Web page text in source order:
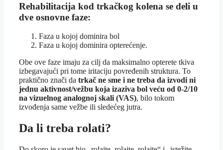
Rehabilitacija kod trkačkog kolena se deli u
dve osnovne faze:
Faza u kojoj dominira bol
Faza u kojoj dominira opterećenje.
Obe ove faze imaju za cilj da maksimalno opterete tkiva
izbegavajući pri tome iritaciju povređenih struktura. To
praktično znači da trkač ne sme i ne treba da izvodi ni
jednu aktivnost/vežbu koja izaziva bol veću od 0-2/10
na vizuelnog analognoj skali (VAS), bilo tokom
izvođenja same vežbe ili sledećeg jutra.
Da li treba rolati?